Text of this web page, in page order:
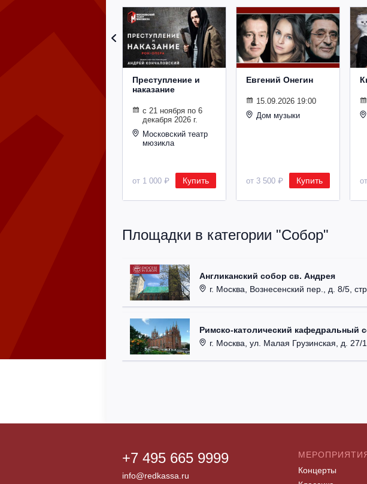
Преступление и
наказание
с 21 ноября по 6
декабря 2026 г.
Московский театр
мюзикла
от 1 000 ₽ Купить
Евгений Онегин
15.09.2026 19:00
Дом музыки
от 3 500 ₽ Купить
Площадки в категории "Собор"
Англиканский собор св. Андрея
г. Москва, Вознесенский пер., д. 8/5,
Римско-католический кафедральный
г. Москва, ул. Малая Грузинская, д. 27/13,
+7 495 665 9999
info@redkassa.ru
Концерты